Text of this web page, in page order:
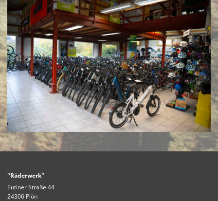
"Räderwerk"
Eutiner Straße 44
24306 Plön